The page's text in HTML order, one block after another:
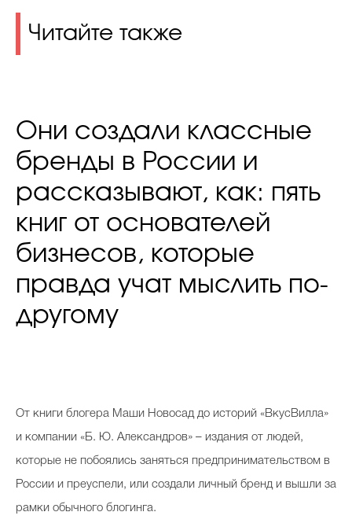
Читайте также
Они создали классные
бренды в России и
рассказывают, как: пять
книг от основателей
бизнесов, которые
правда учат мыслить по-
другому
От книги блогера Маши Новосад до историй «ВкусВилла»
и компании «Б. Ю. Александров» – издания от людей,
которые не побоялись заняться предпринимательством в
России и преуспели, или создали личный бренд и вышли за
рамки обычного блогинга.